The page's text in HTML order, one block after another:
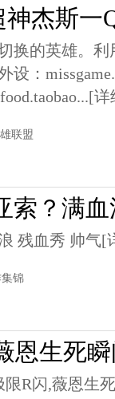
杰斯一
换的英雄。
：
[详
联盟
索？满
残血秀 帅气[
锦
恩生死
限R闪,薇恩生